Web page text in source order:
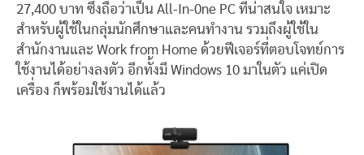
27,400 บาท ซึ่งถือว่าเป็น All-In-0ne PC ที่น่าสนใจ เหมาะ
สำหรับผู้ใช้ในกลุ่มนักศึกษาและคนทำงาน รวมถึงผู้ใช้ใน
สำนักงานและ Work from Home ด้วยฟีเจอร์ที่ตอบโจทย์การ
ใช้งานได้อย่างลงตัว อีกทั้งมี Windows 10 มาในตัว แค่เปิด
เครื่อง ก็พร้อมใช้งานได้แล้ว